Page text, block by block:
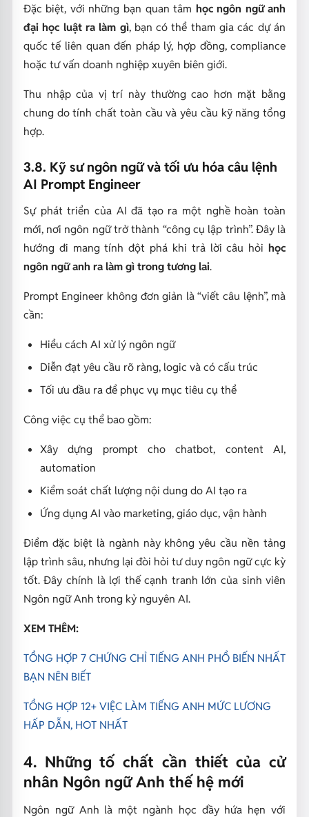
Đặc biệt, với những bạn quan tâm học ngôn ngữ anh
đại học luật ra làm gì, bạn có thể tham gia các dự án
quốc tế liên quan đến pháp lý, hợp đồng, compliance
hoặc tư vấn doanh nghiệp xuyên biên giới.
Thu nhập của vị trí này thường cao hơn mặt bằng
chung do tính chất toàn cầu và yêu cầu kỹ năng tổng
hợp.
3.8. Kỹ sư ngôn ngữ và tối ưu hóa câu lệnh
AI Prompt Engineer
Sự phát triển của AI đã tạo ra một nghề hoàn toàn
mới, nơi ngôn ngữ trở thành “công cụ lập trình”. Đây là
hướng đi mang tính đột phá khi trả lời câu hỏihọc
ngôn ngữ anh ra làm gì trong tương lai.
Prompt Engineer không đơn giản là “viết câu lệnh”, mà
cần:
Hiểu cách AI xử lý ngôn ngữ
Diễn đạt yêu cầu rõ ràng, logic và có cấu trúc
Tối ưu đầu ra để phục vụ mục tiêu cụ thể
Công việc cụ thể bao gồm:
Xây dựng prompt cho chatbot, content AI,
automation
Kiểm soát chất lượng nội dung do AI tạo ra
Ứng dụng AI vào marketing, giáo dục, vận hành
Điểm đặc biệt là ngành này không yêu cầu nền tảng
lập trình sâu, nhưng lại đòi hỏi tư duy ngôn ngữ cực kỳ
tốt. Đây chính là lợi thế cạnh tranh lớn của sinh viên
Ngôn ngữ Anh trong kỷ nguyên AI.
XEM THÊM:
TỔNG HỢP 7 CHỨNG CHỈ TIẾNG ANH PHỔ BIẾN NHẤT
BẠN NÊN BIẾT
TỔNG HỢP 12+ VIỆC LÀM TIẾNG ANH MỨC LƯƠNG
HẤP DẪN, HOT NHẤT
4. Những tố chất cần thiết của cử
nhân Ngôn ngữ Anh thế hệ mới
Ngôn ngữ Anh là một ngành học đầy hứa hẹn với